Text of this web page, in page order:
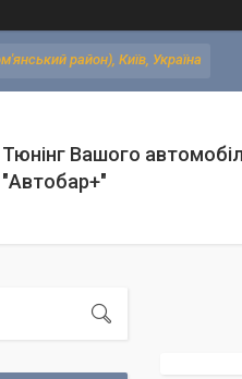
район), Київ, Україна
Тюнінг Вашого
"Автобар+"